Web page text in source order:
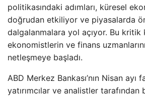
politikasındaki adımları, küresel
doğrudan etkiliyor ve piyasalarda
dalgalanmalara yol açıyor. Bu kritik
ekonomistlerin ve finans
netleşmeye başladı.
ABD Merkez Bankası’nın Nisan ayı
yatırımcılar ve analistler